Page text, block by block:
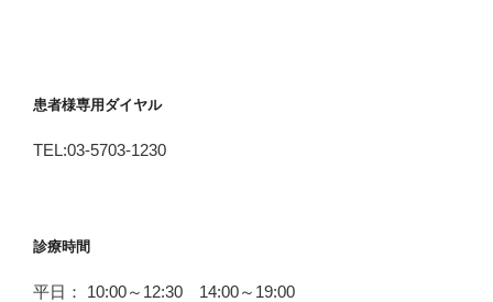
患者様専用ダイヤル
TEL:03-5703-1230
診療時間
平日： 10:00～12:30 14:00～19:00